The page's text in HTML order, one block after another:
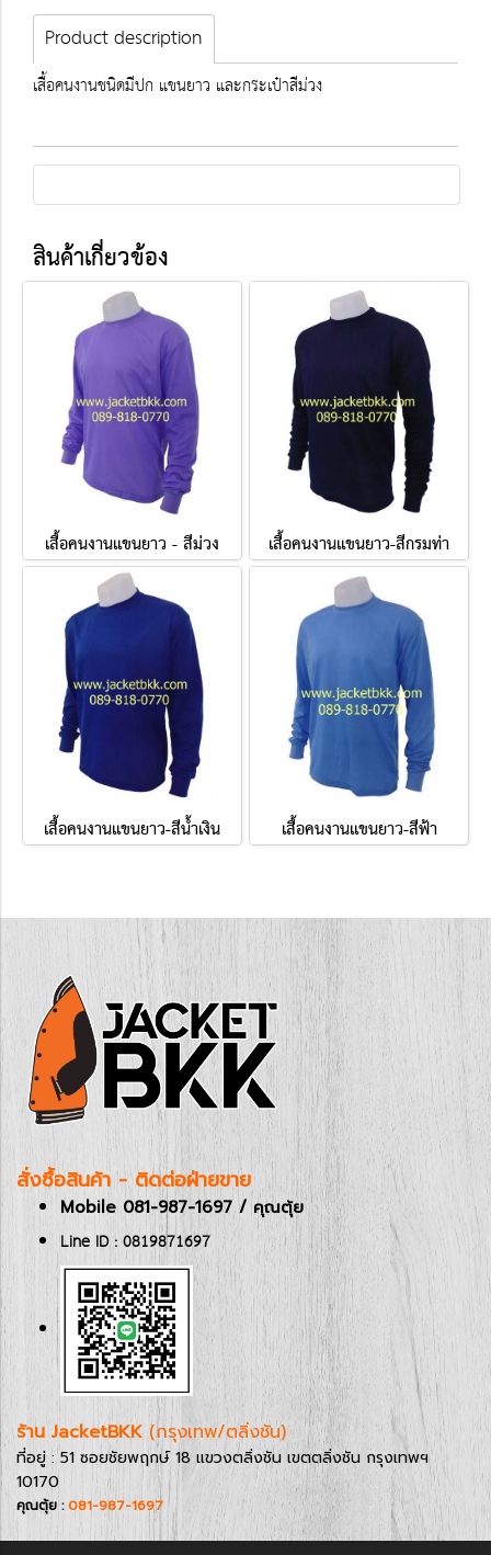
Product description
เสื้อคนงานชนิดมีปก แขนยาว และกระเป๋าสีม่วง
สินค้าเกี่ยวข้อง
เสื้อคนงานแขนยาว - สีม่วง เสื้อคนงานแขนยาว-สีกรมท่า
เสื้อคนงานแขนยาว-สีน้ำเงิน เสื้อคนงานแขนยาว-สีฟ้า
สั่งซื้อสินค้า - ติดต่อฝ่ายขาย
Mobile 081-987-1697 / คุณตุ้ย
Line ID : 0819871697
ร้าน JacketBKK (กรุงเทพ/ตลิ่งชัน)
ที่อยู่ : 51 ซอยชัยพฤกษ์ 18 แขวงตลิ่งชัน เขตตลิ่งชัน กรุงเทพฯ
10170
คุณตุ้ย :081-987-1697